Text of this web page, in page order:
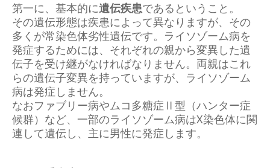
第一に、基本的に遺伝疾患であるということ。
その遺伝形態は疾患によって異なりますが、その
多くが常染色体劣性遺伝です。ライソゾーム病を
発症するためには、それぞれの親から変異した遺
伝子を受け継がなければなりません。両親はこれ
らの遺伝子変異を持っていますが、ライソゾーム
病は発症しません。
なおファブリー病やムコ多糖症Ⅱ型（ハンター症
候群）など、一部のライソゾーム病はX染色体に関
連して遺伝し、主に男性に発症します。